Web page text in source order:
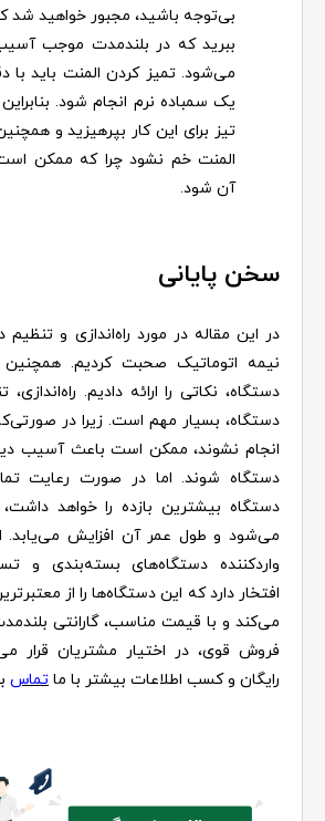
بی‌توجه باشید، مجبور خواهید شد که
ببرید که در بلندمدت موجب
می‌شود. تمیز کردن المنت باید با
یک سمباده نرم انجام شود.
تیز برای این کار بپرهیزید و
المنت خم نشود چرا که ممکن
آن شود.
سخن پایانی
در این مقاله در مورد راه‌اندازی و
نیمه اتوماتیک صحبت کردیم. همچنین
دستگاه، نکاتی را ارائه دادیم.
دستگاه، بسیار مهم است. زیرا در
انجام نشوند، ممکن است باعث آسیب‌
دستگاه شوند. اما در صورت رعایت
دستگاه بیشترین بازده را خواهد
می‌شود و طول عمر آن افزایش می‌یابد.
واردکننده دستگاه‌های بسته‌بندی و
افتخار دارد که این دستگاه‌ها را از
می‌کند و با قیمت مناسب، گارانتی
فروش قوی، در اختیار مشتریان قرار
رایگان و کسب اطلاعات بیشتر با ما تماس